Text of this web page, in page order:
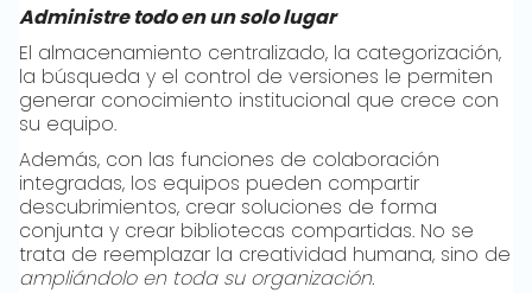
Administre todo en un solo lugar
El almacenamiento centralizado, la categorización,
la búsqueda y el control de versiones le permiten
generar conocimiento institucional que crece con
su equipo.
Además, con las funciones de colaboración
integradas, los equipos pueden compartir
descubrimientos, crear soluciones de forma
conjunta y crear bibliotecas compartidas. No se
trata de reemplazar la creatividad humana, sino de
ampliándolo en toda su organización.